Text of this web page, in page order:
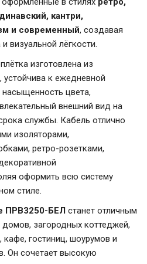
кантри,
и современный, создавая
визуальной лёгкости.
изготовлена из
устойчива к ежедневной
насыщенность цвета,
внешний вид на
службы. Кабель отлично
изоляторами,
ретро-розетками,
оформить всю систему
стиле.
ПРВ3250-БЕЛ станет отличным
загородных коттеджей,
кафе, гостиниц, шоурумов и
Он сочетает высокую